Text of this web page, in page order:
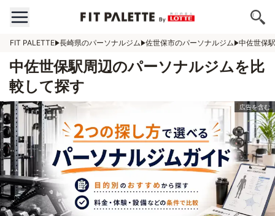
FIT PALETTE 長崎県のパーソナルジム 佐世保市のパーソナルジム 中佐世保
中佐世保駅周辺のパーソナルジムを比
較して探す